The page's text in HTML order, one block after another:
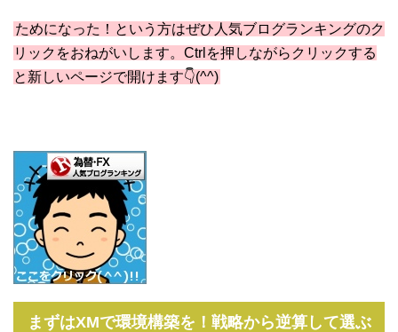
ためになった！という方はぜひ人気ブログランキングのク
リックをおねがいします。Ctrlを押しながらクリックする
と新しいページで開けます👇(^^)
まずはXMで環境構築を！戦略から逆算して選ぶ